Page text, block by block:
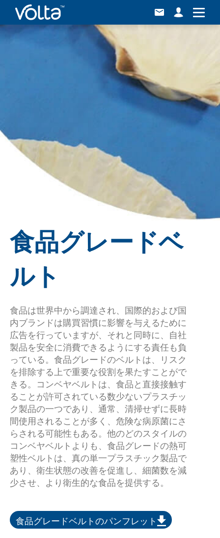
食品グレードベ
ルト
食品は世界中から調達され、国際的および国
内ブランドは購買習慣に影響を与えるために
広告を行っていますが、それと同時に、自社
製品を安全に消費できるようにする責任も負
っている。食品グレードのベルトは、リスク
を排除する上で重要な役割を果たすことがで
きる。コンベヤベルトは、食品と直接接触す
ることが許可されている数少ないプラスチッ
ク製品の一つであり、通常、清掃せずに長時
間使用されることが多く、危険な病原菌にさ
らされる可能性もある。他のどのスタイルの
コンベヤベルトよりも、食品グレードの熱可
塑性ベルトは、真の単一プラスチック製品で
あり、衛生状態の改善を促進し、細菌数を減
少させ、より衛生的な食品を提供する。
食品グレードベルトのパンフレット